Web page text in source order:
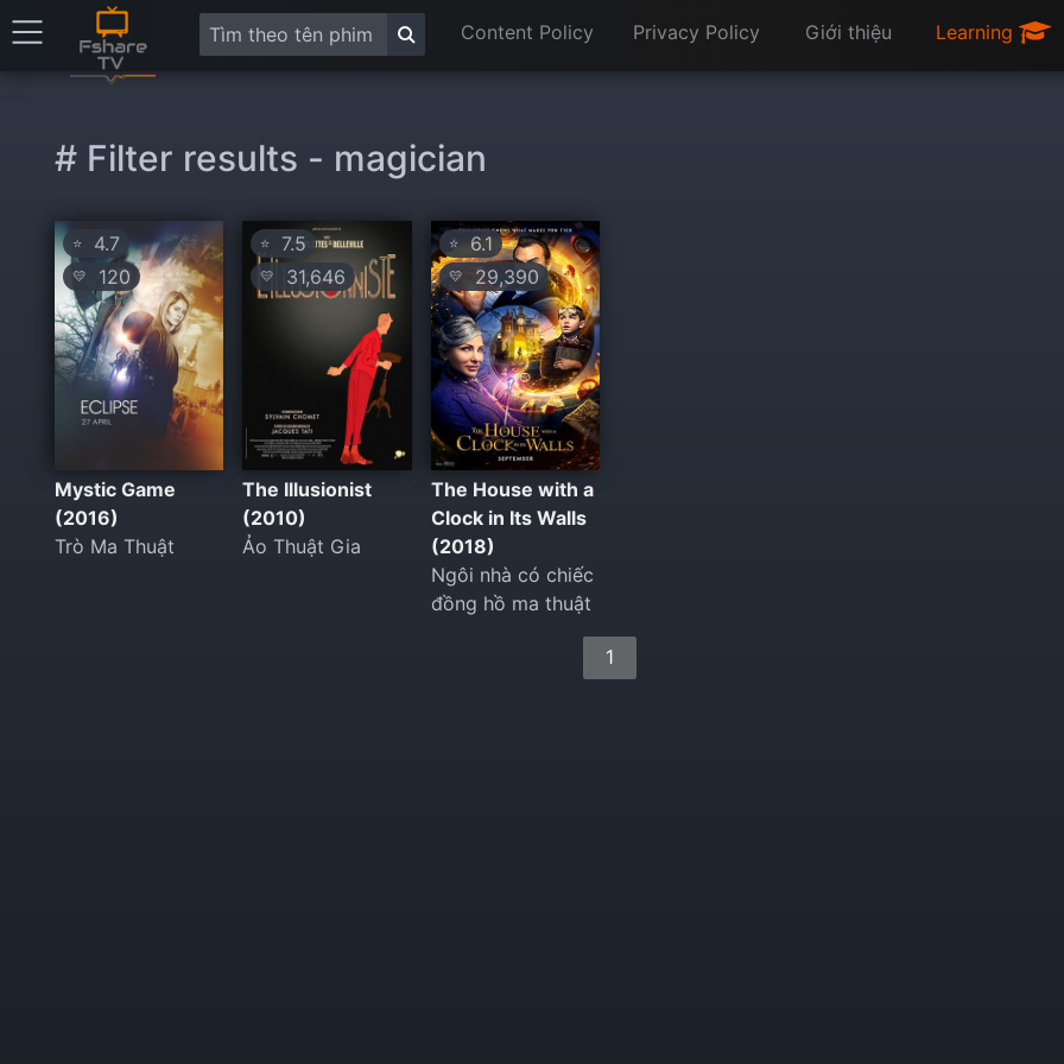
Content Policy Privacy Policy Giới thiệu Learning
# Filter results - magician
⭐ 4.7
💛 120
Mystic Game
(2016)
Trò Ma Thuật
⭐ 7.5
💛 31,646
The Illusionist
(2010)
Ảo Thuật Gia
⭐6.1
💛 29,390
The House with a
Clock in Its Walls
(2018)
Ngôi nhà có chiếc
đồng hồ ma thuật
1